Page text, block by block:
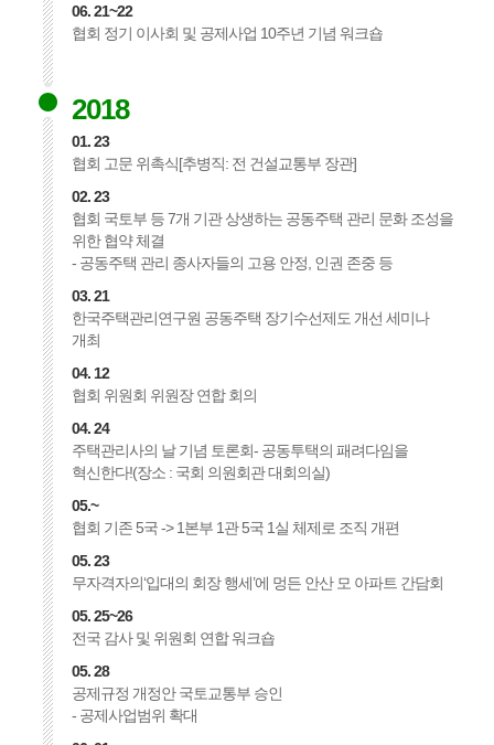
06. 21~22
협회 정기 이사회 및 공제사업 10주년 기념 워크숍
2018
01. 23
협회 고문 위촉식[추병직: 전 건설교통부 장관]
02. 23
협회 국토부 등 7개 기관 상생하는 공동주택 관리 문화 조성을
위한 협약 체결
- 공동주택 관리 종사자들의 고용 안정, 인권 존중 등
03. 21
한국주택관리연구원 공동주택 장기수선제도 개선 세미나
개최
04. 12
협회 위원회 위원장 연합 회의
04. 24
주택관리사의 날 기념 토론회- 공동투택의 패려다임을
혁신한다!(장소 : 국회 의원회관 대회의실)
05.~
협회 기존 5국 -> 1본부 1관 5국 1실 체제로 조직 개편
05. 23
무자격자의‘입대의 회장 행세’에 멍든 안산 모 아파트 간담회
05. 25~26
전국 감사 및 위원회 연합 워크숍
05. 28
공제규정 개정안 국토교통부 승인
- 공제사업범위 확대